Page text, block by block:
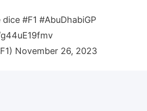
dice #F1 #AbuDhabiGP
November 26, 2023